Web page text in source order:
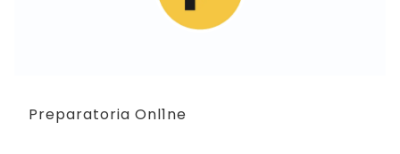
Preparatoria Onl1ne